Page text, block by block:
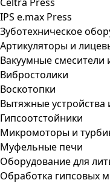
IPS e.max Press
Зуботехническое
Артикуляторы и
Вакуумные смесители
Вибростолики
Воскотопки
Вытяжные
Гипсоотстойники
Микромоторы и
Муфельные печи
Оборудование для
Обработка гипсовых